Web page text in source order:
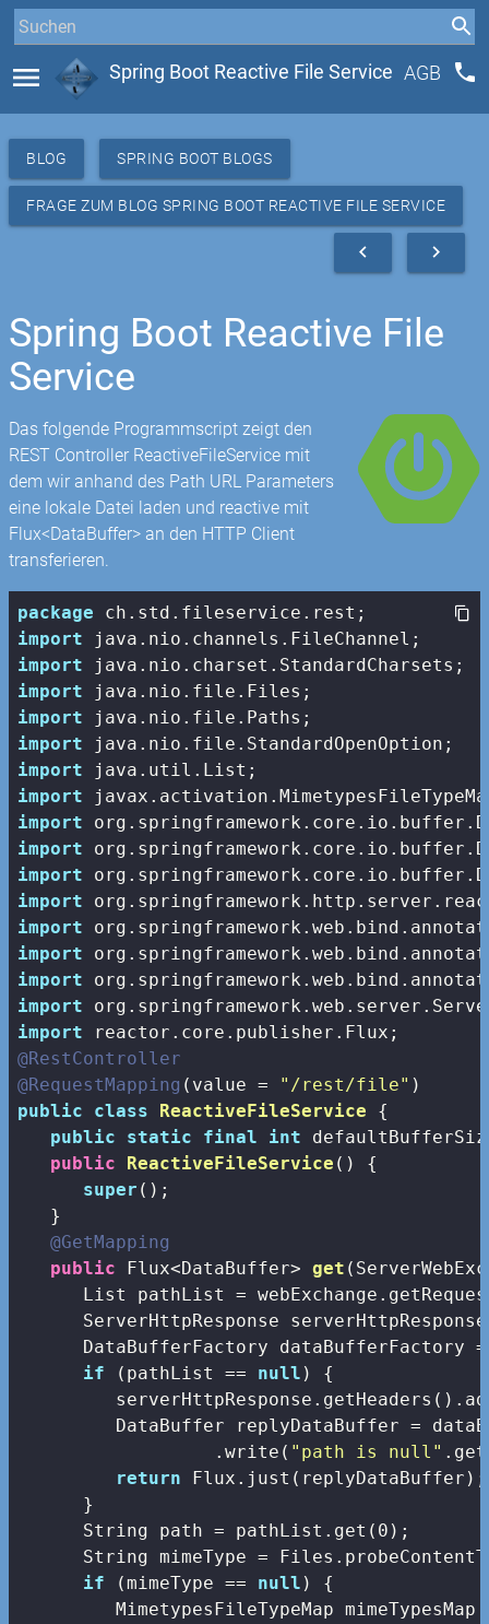
menu Spring Boot Reactive File Service AGB phone
BLOG SPRING BOOT BLOGS
FRAGE ZUM BLOG SPRING BOOT REACTIVE FILE SERVICE
navigate_next
navigate_before
Spring Boot Reactive File
Service
Das folgende Programmscript zeigt den
REST Controller ReactiveFileService mit
dem wir anhand des Path URL Parameters
eine lokale Datei laden und reactive mit
Flux<DataBuffer> an den HTTP Client
transferieren.
package
import
import
import
import
import
import
import
import
import
import
import
import
import
import
import
import
@RestController
@RequestMapping (value = "/rest/file"
public
class ReactiveFileService
{
public
static final int
public
ReactiveFileService ()
{
super ();
   }
@GetMapping
public Flux<DataBuffer> get
      List
pathList =
ServerHttpResponse
DataBufferFactory dataBufferFactory
if (pathList == null ) {
DataBuffer replyDataBuffer =
                  .write(
"path is null"
return Flux.just(replyDataBuffer);
      }
      String path = pathList.get(
0 );
String mimeType =
if (mimeType == null ) {
MimetypesFileTypeMap